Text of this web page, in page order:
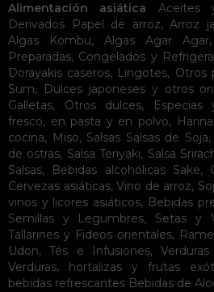
Alimentación asiática Aceites
Derivados
Papel de arroz, Arroz
Algas Kombu, Algas Agar Agar,
Preparadas, Congelados y
Dorayakis caseros, Lingotes, Otros
Sum, Dulces japoneses y otros
Galletas, Otros dulces, Especias
fresco, en pasta y en polvo,
cocina, Miso, Salsas Salsas de Soja,
de ostras, Salsa Teriyaki, Salsa
Salsas, Bebidas alcohólicas Sake,
Cervezas asiáticas, Vino de arroz,
vinos y licores asiáticos, Bebidas
Semillas y Legumbres, Setas y
Tallarines y Fideos orientales,
Udon,Tés e Infusiones,
Verduras, hortalizas y frutas
bebidas refrescantes Bebidas de